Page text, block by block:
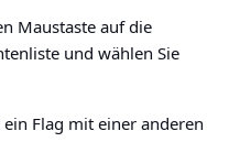
Maustaste auf die
und wählen Sie
Flag mit einer anderen